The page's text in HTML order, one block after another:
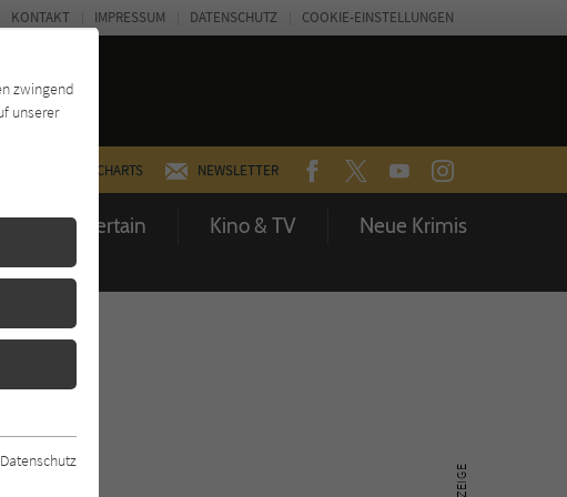
CHARTS NEWSLETTER FACEBOOKTWITTERYOUTUBEINSTAGRAM
Entertain Kino & TV Neue Krimis
KONTAKT IMPRESSUM DATENSCHUTZ COOKIE-EINSTELLUNGEN
zwingend
unserer
Datenschutz